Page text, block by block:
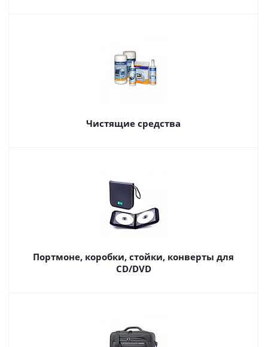
Чистящие средства
Портмоне, коробки, стойки, конверты для
CD/DVD